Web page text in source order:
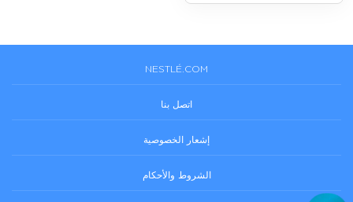
NESTLÉ.COM
اتصل بنا
إشعار الخصوصية
الشروط والأحكام